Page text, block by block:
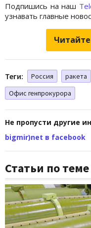
Подпишись на наш
узнавать главные
Теги: Россия ракета
Офис генпрокурора
Не пропусти другие
bigmir)net в facebook
Статьи по теме